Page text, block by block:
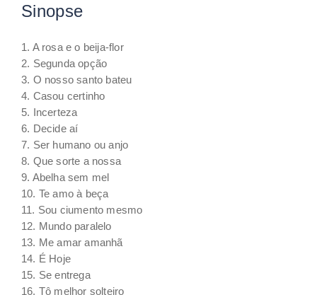
Sinopse
1. A rosa e o beija-flor
2. Segunda opção
3. O nosso santo bateu
4. Casou certinho
5. Incerteza
6. Decide aí
7. Ser humano ou anjo
8. Que sorte a nossa
9. Abelha sem mel
10. Te amo à beça
11. Sou ciumento mesmo
12. Mundo paralelo
13. Me amar amanhã
14. É Hoje
15. Se entrega
16. Tô melhor solteiro